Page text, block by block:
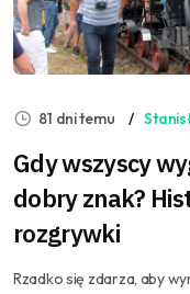
81 dni temu
Gdy wszyscy
dobry znak?
rozgrywki
Rzadko się zdarza, aby